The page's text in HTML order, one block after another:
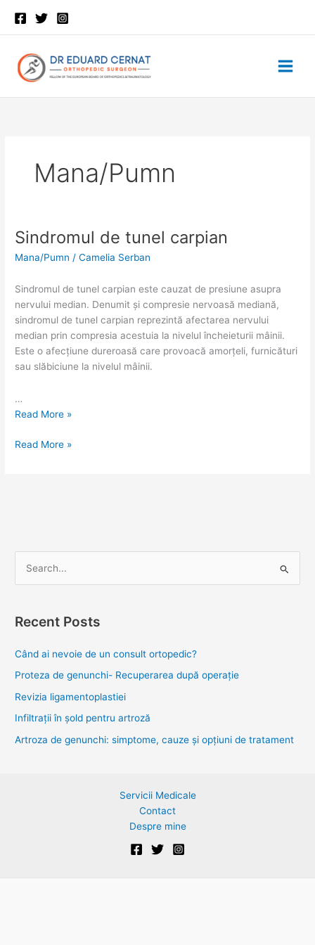
content
Mana/Pumn
Sindromul de tunel carpian
Mana/Pumn /Camelia Serban
Sindromul de tunel carpian este cauzat de presiune asupra
nervului median. Denumit și compresie nervoasă mediană,
sindromul de tunel carpian reprezintă afectarea nervului
median prin compresia acestuia la nivelul încheieturii mâinii.
Este o afecțiune dureroasă care provoacă amorțeli, furnicături
sau slăbiciune la nivelul mâinii.
…
Sindromul
tunel
Read More »
Sindromul
tunel
Read More »
r
o
r
:
Recent Posts
Când ai nevoie de un consult ortopedic?
Proteza de genunchi- Recuperarea după operație
Revizia ligamentoplastiei
Infiltrații în șold pentru artroză
Artroza de genunchi: simptome, cauze și opțiuni de tratament
Servicii Medicale
Contact
Despre mine